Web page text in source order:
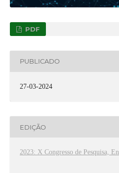
PDF
PUBLICADO
27-03-2024
EDIÇÃO
2023: X Congresso de Pesquisa,